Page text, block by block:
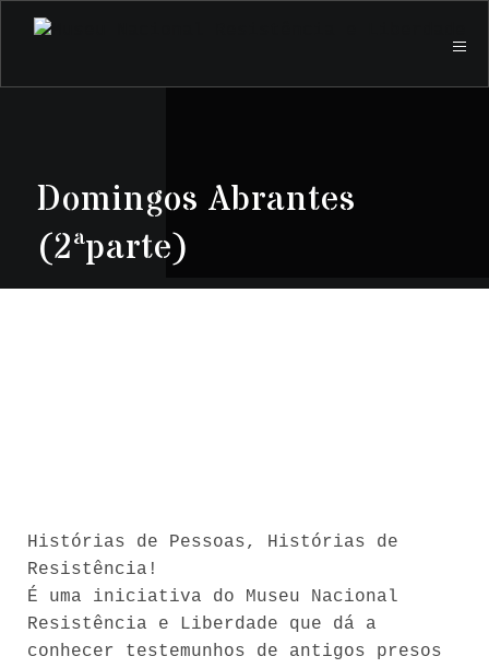
Domingos Abrantes
(2ªparte)
Histórias de Pessoas, Histórias de
Resistência!
É uma iniciativa do Museu Nacional
Resistência e Liberdade que dá a
conhecer testemunhos de antigos presos